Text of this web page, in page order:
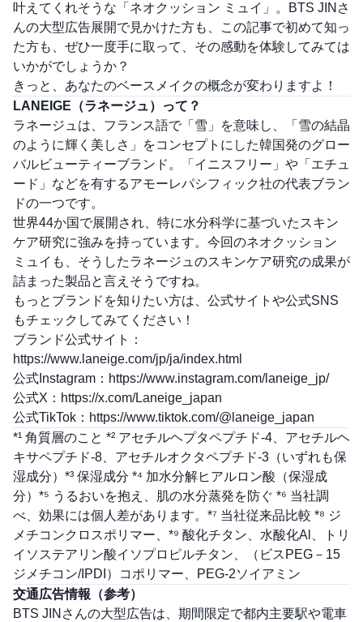
叶えてくれそうな「ネオクッション ミュイ」。BTS JINさ
んの大型広告展開で見かけた方も、この記事で初めて知っ
た方も、ぜひ一度手に取って、その感動を体験してみては
いかがでしょうか？
きっと、あなたのベースメイクの概念が変わりますよ！
LANEIGE（ラネージュ）って？
ラネージュは、フランス語で「雪」を意味し、「雪の結晶
のように輝く美しさ」をコンセプトにした韓国発のグロー
バルビューティーブランド。「イニスフリー」や「エチュ
ード」などを有するアモーレパシフィック社の代表ブラン
ドの一つです。
世界44か国で展開され、特に水分科学に基づいたスキン
ケア研究に強みを持っています。今回のネオクッション
ミュイも、そうしたラネージュのスキンケア研究の成果が
詰まった製品と言えそうですね。
もっとブランドを知りたい方は、公式サイトや公式SNS
もチェックしてみてください！
ブランド公式サイト：
https://www.laneige.com/jp/ja/index.html
公式Instagram： https://www.instagram.com/laneige_jp/
公式X： https://x.com/Laneige_japan
公式TikTok： https://www.tiktok.com/@laneige_japan
*¹ 角質層のこと *² アセチルヘプタペプチド-4、アセチルヘ
キサペプチド-8、アセチルオクタペプチド-3（いずれも保
湿成分）*³ 保湿成分 *⁴ 加水分解ヒアルロン酸（保湿成
分）*⁵ うるおいを抱え、肌の水分蒸発を防ぐ *⁶ 当社調
べ、効果には個人差があります。*⁷ 当社従来品比較 *⁸ ジ
メチコンクロスポリマー、*⁹ 酸化チタン、水酸化Al、トリ
イソステアリン酸イソプロピルチタン、（ビスPEG－15
ジメチコン/IPDI）コポリマー、PEG-2ソイアミン
交通広告情報（参考）
BTS JINさんの大型広告は、期間限定で都内主要駅や電車